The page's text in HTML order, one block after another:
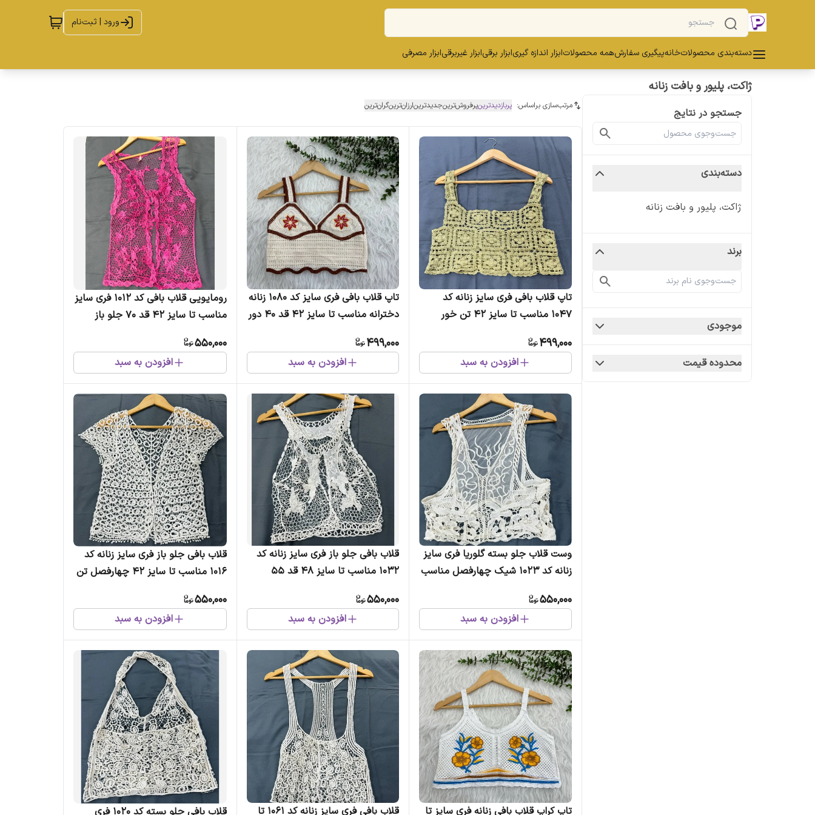
ورود | ثبت‌نام
دسته‌بندی محصولاتخانهپیگیری سفارشهمه محصولاتابزار اندازه گیریابزار برقیابزار غیربرقیابزار مصرفی
ژاکت، پلیور و بافت زنانه
جستجو در نتایج
دسته‌بندی
ژاکت، پلیور و بافت زنانه
برند
موجودی
محدوده قیمت
مرتب‌سازی براساس: پربازدیدترینپرفروش‌ترینجدیدترینارزان‌ترینگران‌ترین
تاپ قلاب بافی فری سایز زنانه کد
1047 مناسب تا سایز 42 تن خور
499,000
افزودن به سبد
تاپ قلاب بافی فری سایز کد 1080 زنانه
دخترانه مناسب تا سایز 42 قد 40 دور
چهارفصل شیک روزمره مجلس
499,000
افزودن به سبد
رومایویی قلاب بافی کد 1012 فری سایز
مناسب تا سایز 42 قد 70 جلو باز
550,000
افزودن به سبد
وست قلاب جلو بسته گلوریا فری سایز
زنانه کد 1023 شیک چهارفصل مناسب
550,000
افزودن به سبد
قلاب بافی جلو باز فری سایز زنانه کد
1032 مناسب تا سایز 48 قد 55
550,000
افزودن به سبد
قلاب بافی جلو باز فری سایز زنانه کد
1016 مناسب تا سایز 42 چهارفصل تن
550,000
افزودن به سبد
تاپ کراپ قلاب بافی زنانه فری سایز تا
قلاب بافی فری سایز زنانه کد 1061 تا
قلاب بافی جلو بسته کد 1020 فری